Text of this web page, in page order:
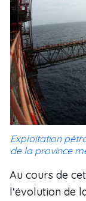
Exploitation
de la province
Au cours de
l'évolution de